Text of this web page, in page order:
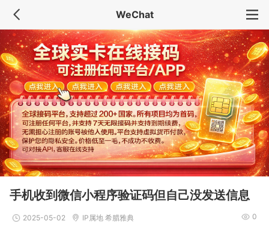
WeChat
手机收到微信小程序验证码但自己没发送信息
2025-05-02 IP属地 希腊雅典 0